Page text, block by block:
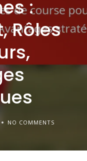
:
Rôles
NO COMMENTS